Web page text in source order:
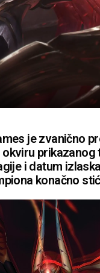
je zvanično
i datum
konačno